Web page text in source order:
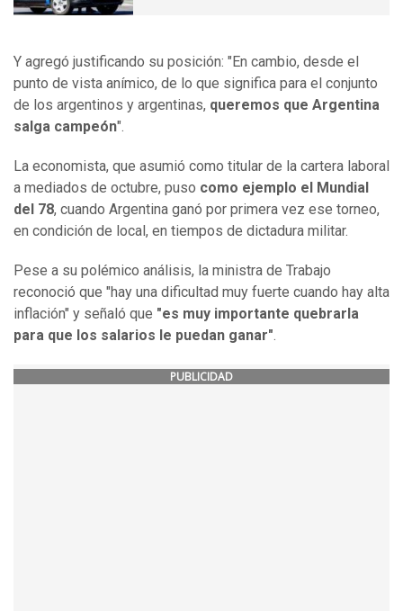
Y agregó justificando su posición: "En cambio, desde el
punto de vista anímico, de lo que significa para el conjunto
de los argentinos y argentinas, queremos que Argentina
salga campeón".
La economista, que asumió como titular de la cartera laboral
a mediados de octubre, puso como ejemplo el Mundial
del 78, cuando Argentina ganó por primera vez ese torneo,
en condición de local, en tiempos de dictadura militar.
Pese a su polémico análisis, la ministra de Trabajo
reconoció que "hay una dificultad muy fuerte cuando hay alta
inflación" y señaló que "es muy importante quebrarla
para que los salarios le puedan ganar".
PUBLICIDAD